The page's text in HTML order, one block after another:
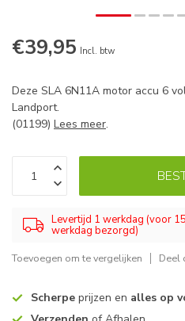
€39,95 Incl. btw
Deze SLA 6N11A motor accu 6
Landport.
(01199) Lees meer.
Levertijd 1 werkdag (voor
werkdag bezorgd)
Toevoegen om te vergelijken Deel
Scherpe prijzen en alles op